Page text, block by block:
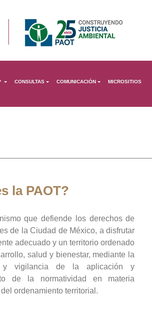
CONSULTAS COMUNICACIÓN MICROSITIOS
la PAOT?
que defiende los derechos de
de la Ciudad de México, a disfrutar
adecuado y un territorio ordenado
salud y bienestar, mediante la
y vigilancia de la aplicación y
de la normatividad en materia
ordenamiento territorial.